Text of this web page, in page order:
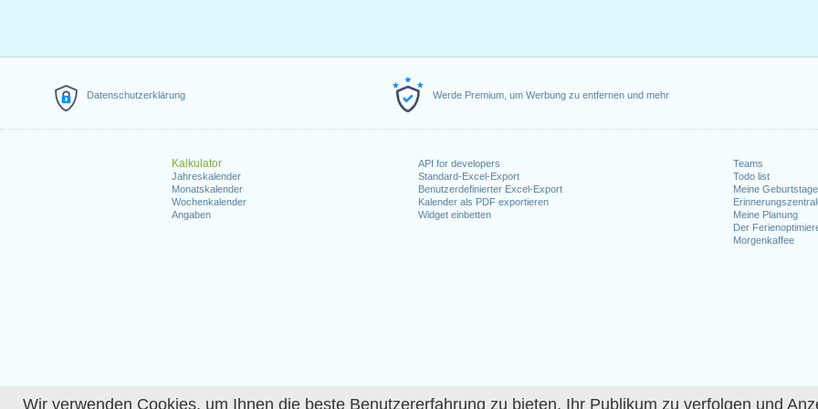
Wir verwenden Cookies, um Ihnen die beste Benutzererfahrung zu bieten, Ihr Publikum zu verfolgen und
Datenschutzerklärung Werde Premium, um Werbung zu entfernen und mehr
Kalkulator
Jahreskalender
Monatskalender
Wochenkalender
Angaben
API for developers
Standard-Excel-Export
Benutzerdefinierter Excel-Export
Kalender als PDF exportieren
Widget einbetten
Teams
Todo list
Meine Geburtstage
Meine Planung
Der
Morgenkaffee